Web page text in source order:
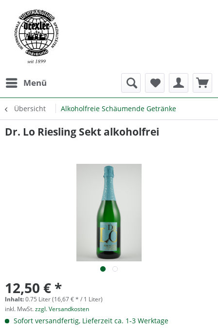
Menü
Übersicht Alkoholfreie Schäumende Getränke
Dr. Lo Riesling Sekt alkoholfrei
12,50 € *
Inhalt:0.75 Liter (16,67 € * / 1 Liter)
inkl. MwSt.zzgl. Versandkosten
Sofort versandfertig, Lieferzeit ca. 1-3 Werktage